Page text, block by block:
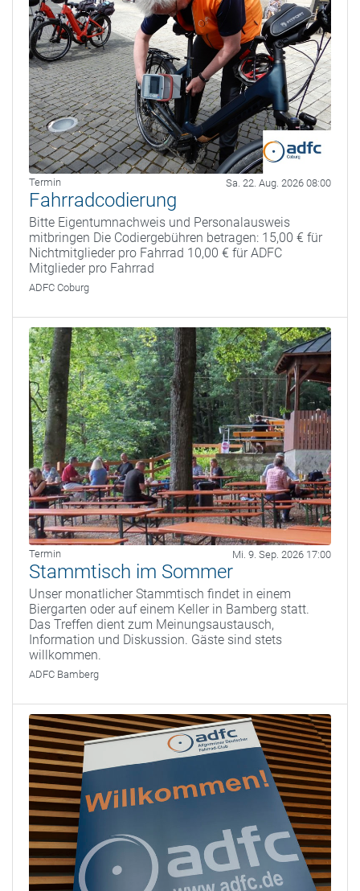
Termin Sa. 22. Aug. 2026 08:00
Fahrradcodierung
Bitte Eigentumnachweis und Personalausweis
mitbringen Die Codiergebühren betragen: 15,00 € für
Nichtmitglieder pro Fahrrad 10,00 € für ADFC
Mitglieder pro Fahrrad
ADFC Coburg
Termin Mi. 9. Sep. 2026 17:00
Stammtisch im Sommer
Unser monatlicher Stammtisch findet in einem
Biergarten oder auf einem Keller in Bamberg statt.
Das Treffen dient zum Meinungsaustausch,
Information und Diskussion. Gäste sind stets
willkommen.
ADFC Bamberg